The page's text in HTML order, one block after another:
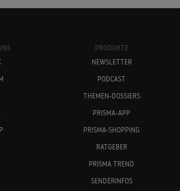
PRODUKTE
NEWSLETTER
PODCAST
THEMEN-DOSSIERS
PRISMA-APP
PRISMA-SHOPPING
RATGEBER
PRISMA TREND
SENDERINFOS